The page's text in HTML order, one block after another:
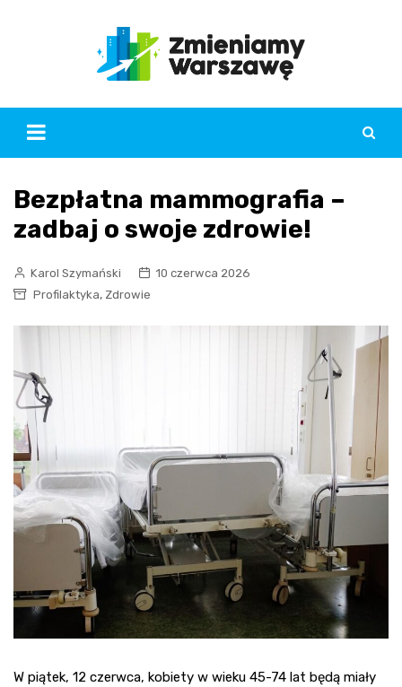
Bezpłatna mammografia –
zadbaj o swoje zdrowie!
Karol Szymański
10 czerwca 2026
Profilaktyka, Zdrowie
W piątek, 12 czerwca, kobiety w wieku 45-74 lat będą miały